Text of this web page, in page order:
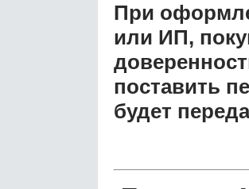
При
или ИП,
поставить
будет